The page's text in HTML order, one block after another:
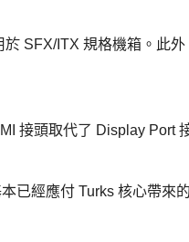
SFX/ITX 規格機箱。此
接頭取代了 Display Port
已經應付 Turks 核心帶來